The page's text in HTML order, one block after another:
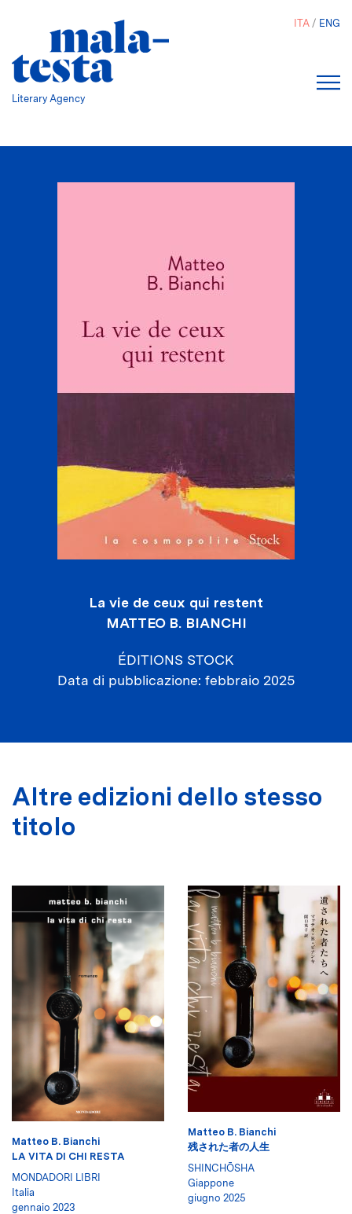
Literary Agency
ITA ENG
La vie de ceux qui restent
MATTEO B. BIANCHI
ÉDITIONS STOCK
Data di pubblicazione febbraio 2025
Altre edizioni dello stesso
titolo
Matteo B. Bianchi
LA VITA DI CHI RESTA
MONDADORI LIBRI
Italia
gennaio 2023
Matteo B. Bianchi
残された者の人生
SHINCHŌSHA
Giappone
giugno 2025